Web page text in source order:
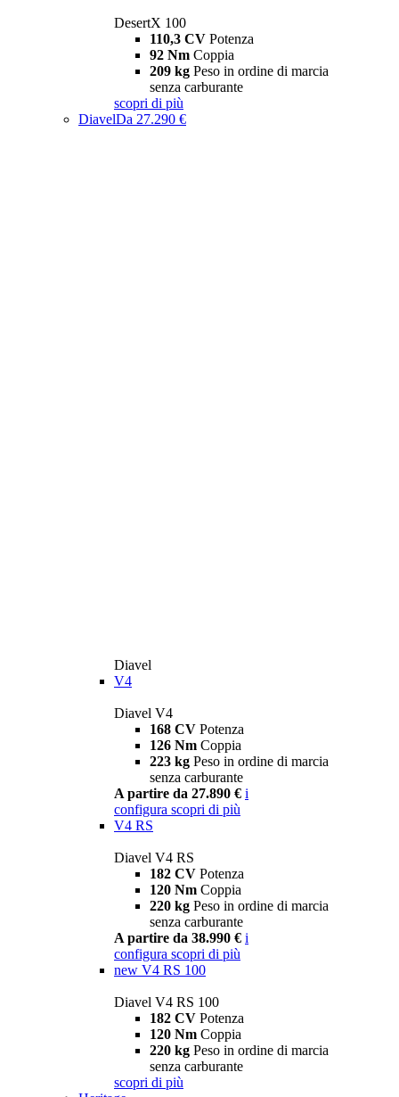
DesertX 100
110,3 CV Potenza
92 Nm Coppia
209 kg Peso in ordine di marcia
senza carburante
scopri di più
DiavelDa 27.290 €
Diavel
V4
Diavel V4
168 CV Potenza
126 Nm Coppia
223 kg Peso in ordine di marcia
senza carburante
A partire da 27.890 € i
configura scopri di più
V4 RS
Diavel V4 RS
182 CV Potenza
120 Nm Coppia
220 kg Peso in ordine di marcia
senza carburante
A partire da 38.990 € i
configura scopri di più
new V4 RS 100
Diavel V4 RS 100
182 CV Potenza
120 Nm Coppia
220 kg Peso in ordine di marcia
senza carburante
scopri di più